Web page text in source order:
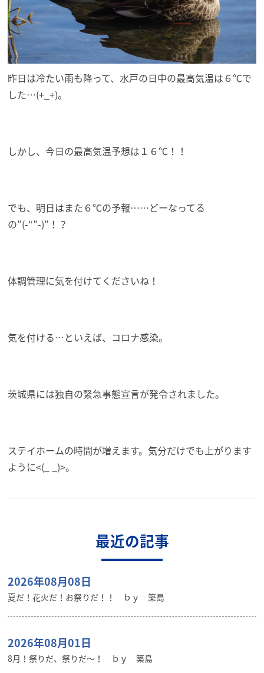
昨日は冷たい雨も降って、水戸の日中の最高気温は６℃で
した…(+_+)。
しかし、今日の最高気温予想は１６℃！！
でも、明日はまた６℃の予報……どーなってる
の”(-“”-)”！？
体調管理に気を付けてくださいね！
気を付ける…といえば、コロナ感染。
茨城県には独自の緊急事態宣言が発令されました。
ステイホームの時間が増えます。気分だけでも上がります
ように<(_ _)>。
最近の記事
2026年08月08日
夏だ！花火だ！お祭りだ！！ ｂｙ 築島
2026年08月01日
8月！祭りだ、祭りだ～！ ｂｙ 築島